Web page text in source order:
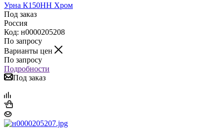
Урна К150НН Хром
Под заказ
Россия
Код: н0000205208
По запросу
Варианты цен
По запросу
Подробности
Под заказ